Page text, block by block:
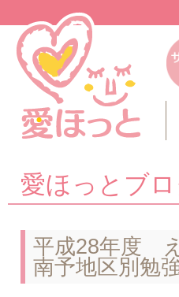
愛ほっとブ
平成28年度
南予地区別勉